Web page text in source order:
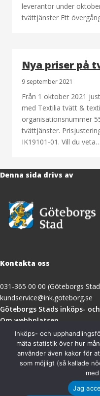
leverantör under
tvättjänster Ett
Nya priser på
9 september 2021
Från 1 oktober 2021
med Textilia tvätt &
organisationsnummer
tvättjänster.
IK19101-01. Vill du veta…
Denna sida drivs av
Kontakta oss
031-365 00 00 (Göteborgs
kundservice@ink.goteborg.se
Göteborgs Stads inköps-
Om webbplatsen
Tillgänglighetsredogörelse
Besöksadress
Göteborgs Stads inköps- och
Inköps- och
mäta statistik över hur
använder även kakor för
som möjligt (så kallade
Jag